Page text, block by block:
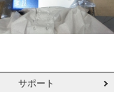
サポート